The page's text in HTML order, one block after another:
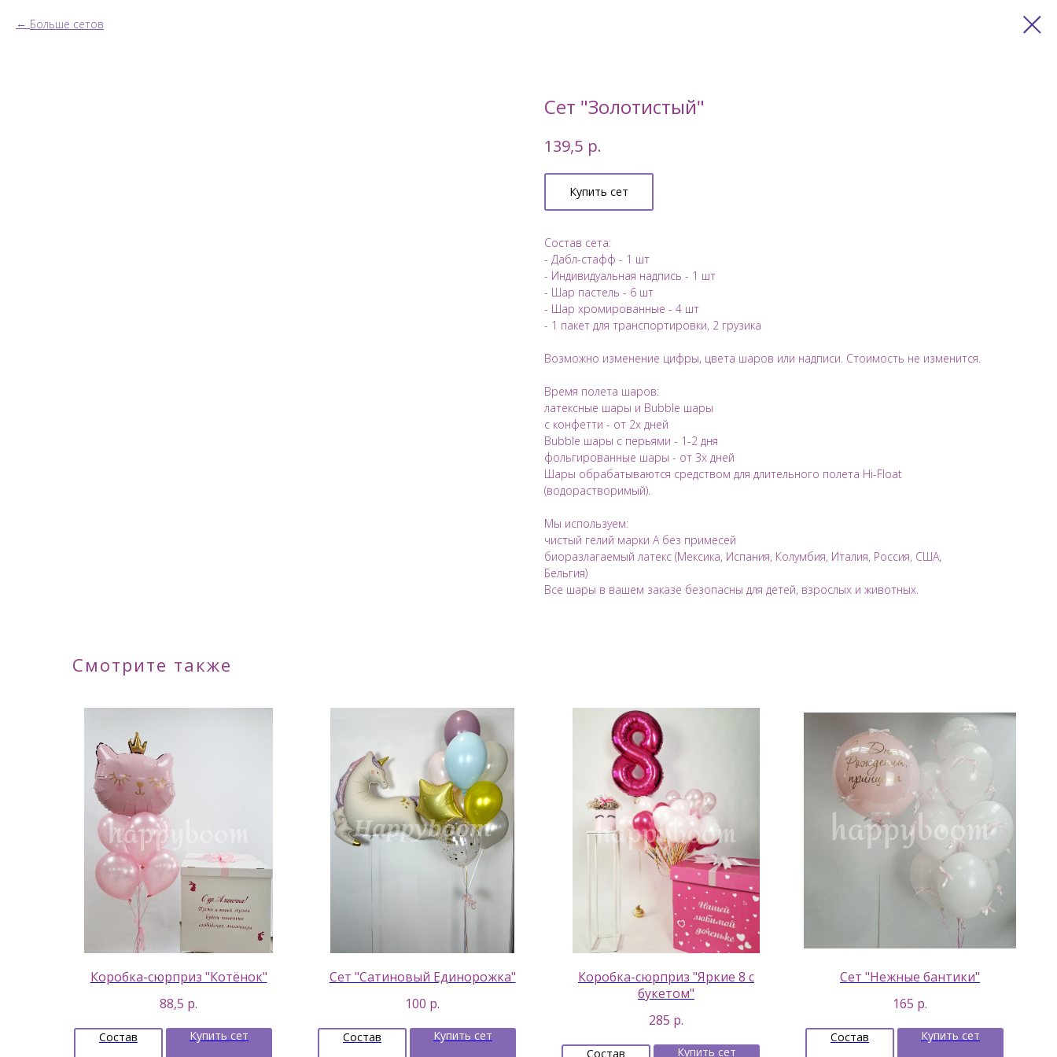
Больше сетов
Сет "Золотистый"
139,5 р.
Купить сет
Состав сета:
- Дабл-стафф - 1 шт
- Индивидуальная надпись - 1 шт
- Шар пастель - 6 шт
- Шар хромированные - 4 шт
- 1 пакет для транспортировки, 2 грузика
Возможно изменение цифры, цвета шаров или надписи. Стоимость не изменится.
Время полета шаров:
латексные шары и Bubble шары
с конфетти - от 2х дней
Bubble шары с перьями - 1-2 дня
фольгированные шары - от 3х дней
Шары обрабатываются средством для длительного полета Hi-Float
(водорастворимый).
Мы используем:
чистый гелий марки А без примесей
биоразлагаемый латекс (Мексика, Испания, Колумбия, Италия, Россия, США,
Бельгия)
Все шары в вашем заказе безопасны для детей, взрослых и животных.
Смотрите также
Коробка-сюрприз "Котёнок"
88,5 р.
Состав Купить сет
Сет "Сатиновый Единорожка"
100 р.
Состав Купить сет
Коробка-сюрприз "Яркие 8 с
букетом"
285 р.
Состав Купить сет
Сет "Нежные бантики"
165 р.
Состав Купить сет